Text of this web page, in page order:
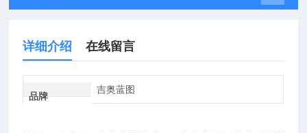
详细介绍 在线留言
品牌
吉奥蓝图